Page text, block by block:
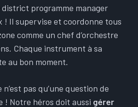
district programme manager
! Il supervise et coordonne tous
comme un chef d’orchestre
Chaque instrument à sa
au bon moment.
pas qu’une question de
! Notre héros doit aussi gérer